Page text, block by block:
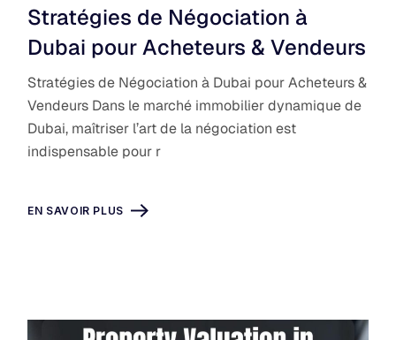
Stratégies de Négociation à
Dubai pour Acheteurs & Vendeurs
Stratégies de Négociation à Dubai pour Acheteurs &
Vendeurs Dans le marché immobilier dynamique de
Dubai, maîtriser l’art de la négociation est
indispensable pour r
EN SAVOIR PLUS